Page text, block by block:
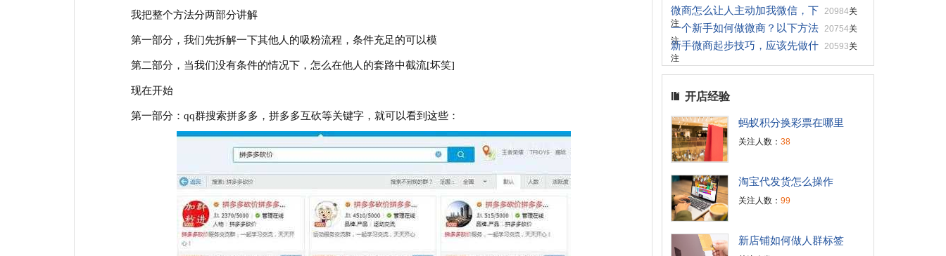
我把整个方法分两部分讲解
第一部分，我们先拆解一下其他人的吸粉流程，条件充足的可以模
第二部分，当我们没有条件的情况下，怎么在他人的套路中截流[坏笑]
现在开始
第一部分：qq群搜索拼多多，拼多多互砍等关键字，就可以看到这些：
微商怎么让人主动加我微信，下 20984关
注
一个新手如何做微商？以下方法 20754关
注
新手微商起步技巧，应该先做什 20593关
注
开店经验
蚂蚁积分换彩票在哪里
关注人数： 38
淘宝代发货怎么操作
关注人数： 99
新店铺如何做人群标签